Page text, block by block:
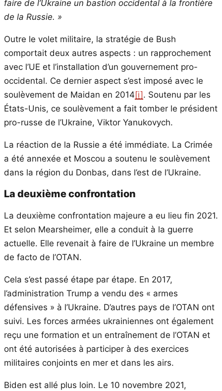
faire de l’Ukraine un bastion occidental à la frontière
de la Russie. »
Outre le volet militaire, la stratégie de Bush
comportait deux autres aspects : un rapprochement
avec l’UE et l’installation d’un gouvernement pro-
occidental. Ce dernier aspect s’est imposé avec le
soulèvement de Maidan en 2014 [i] . Soutenu par les
États-Unis, ce soulèvement a fait tomber le président
pro-russe de l’Ukraine, Viktor Yanukovych.
La réaction de la Russie a été immédiate. La Crimée
a été annexée et Moscou a soutenu le soulèvement
dans la région du Donbas, dans l’est de l’Ukraine.
La deuxième confrontation
La deuxième confrontation majeure a eu lieu fin 2021.
Et selon Mearsheimer, elle a conduit à la guerre
actuelle. Elle revenait à faire de l’Ukraine un membre
de facto de l’OTAN.
Cela s’est passé étape par étape. En 2017,
l’administration Trump a vendu des « armes
défensives » à l’Ukraine. D’autres pays de l’OTAN ont
suivi. Les forces armées ukrainiennes ont également
reçu une formation et un entraînement de l’OTAN et
ont été autorisées à participer à des exercices
militaires conjoints en mer et dans les airs.
Biden est allé plus loin. Le 10 novembre 2021,